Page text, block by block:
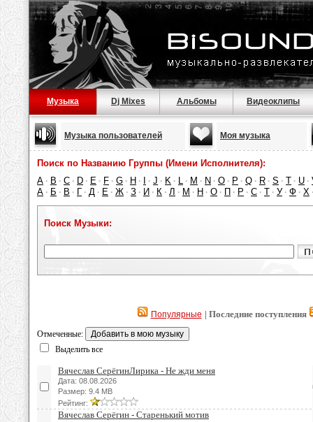
Музыка Dj Mixes Альбомы Видеоклипы
Музыка пользователей Моя музыка
Поиск по Названию Группы (Имени Исполнителя):
A · B · C · D · E · F · G · H · · J · K · L · M · N · O · P · Q · R · S · T · U ·
А · Б · В · Г · Д · Е · Ж · З · И · К · Л · М · Н · О · П · Р · С · Т · У · Ф · Х
Поиск Музыки:
Популярные | Последние поступления
Отмеченные:
Выделить все
Вячеслав СерёгинЛирика - Не жди меня
Дата: 08.08.2026
Размер: 9.4 MB
Рейтинг:
Вячеслав Серёгин - Старенький мотив